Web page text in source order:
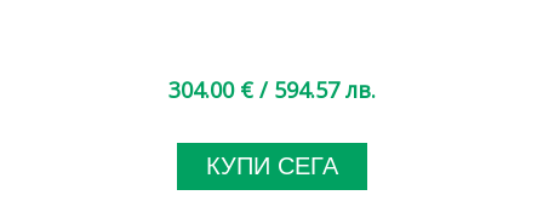
304.00 € / 594.57 лв.
КУПИ СЕГА